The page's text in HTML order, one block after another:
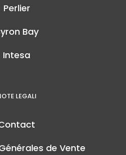
Perlier
Bay
Intesa
LEGALI
de Vente